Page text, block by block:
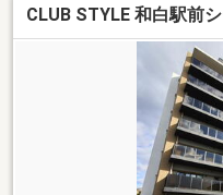
CLUB STYLE 和白駅前